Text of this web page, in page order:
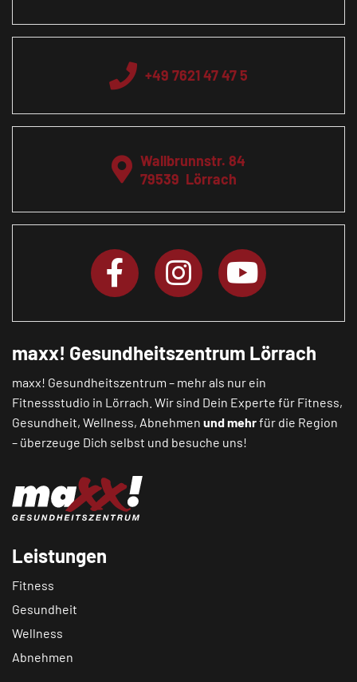
+49 7621 47 47 5
Wallbrunnstr. 84
79539 Lörrach
maxx! Gesundheitszentrum Lörrach
maxx! Gesundheitszentrum – mehr als nur ein
Fitnessstudio in Lörrach. Wir sind Dein Experte für Fitness,
Gesundheit, Wellness, Abnehmen und mehrfür die Region
– überzeuge Dich selbst und besuche uns!
Leistungen
Fitness
Gesundheit
Wellness
Abnehmen